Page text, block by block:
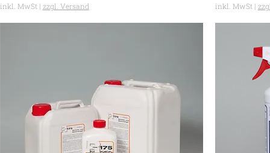
inkl. MwSt | zzgl. Versand inkl. MwSt |